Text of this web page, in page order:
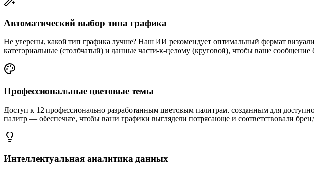
Автоматический выбор типа графика
Не уверены, какой тип графика лучше? Наш ИИ рекомендует оптимальный формат
категориальные (столбчатый) и данные части-к-целому (круговой), чтобы ваше сообщение
Профессиональные цветовые темы
Доступ к 12 профессионально разработанным цветовым палитрам, созданным для
палитр — обеспечьте, чтобы ваши графики выглядели потрясающе и соответствовали
Интеллектуальная аналитика данных